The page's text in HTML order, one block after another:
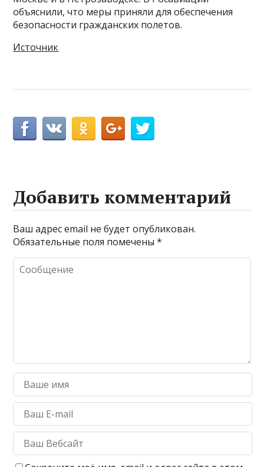
объяснили, что меры приняли для обеспечения
безопасности гражданских полетов.
Источник
Добавить комментарий
Ваш адрес email не будет опубликован.
Обязательные поля помечены*